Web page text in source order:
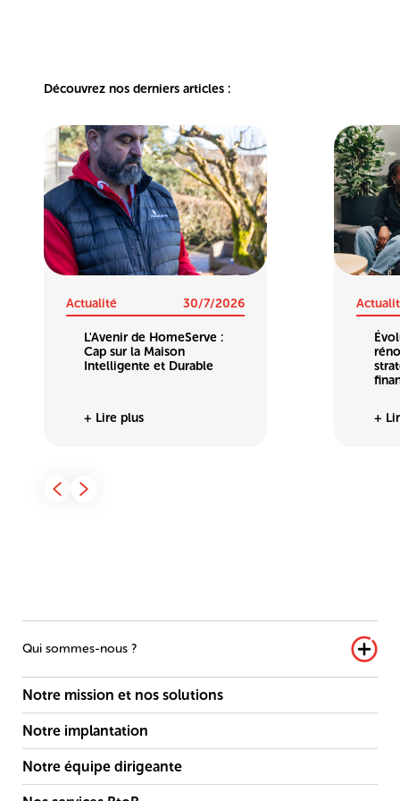
Découvrez nos derniers articles :
Actualité 30/7/2026
L'Avenir de HomeServe :
Cap sur la Maison
Intelligente et Durable
+ Lire plus +
Qui sommes-nous ?
Notre mission et nos solutions
Notre implantation
Notre équipe dirigeante